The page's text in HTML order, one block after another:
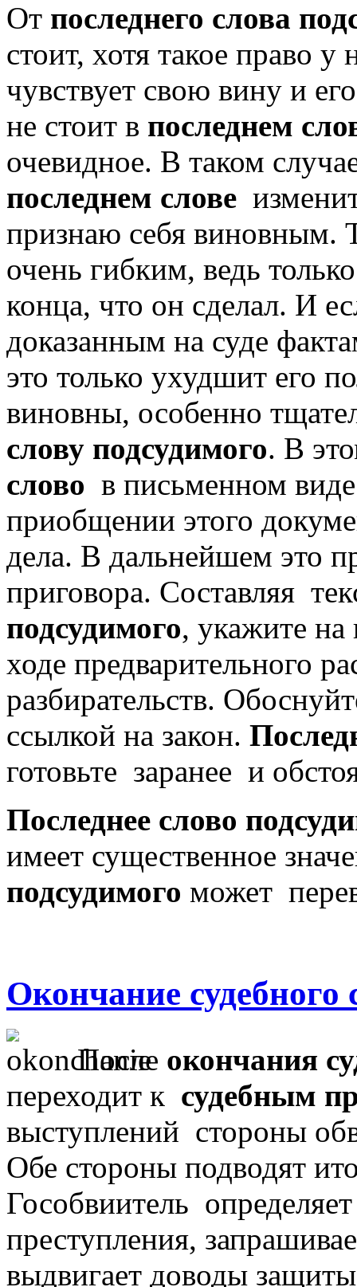
От последнего слова
стоит, хотя такое право у
чувствует свою вину и
не стоит в последнем
очевидное. В таком
последнем слове
признаю себя виновным.
очень гибким, ведь
конца, что он сделал. И
доказанным на суде
это только ухудшит его
виновны, особенно
слову подсудимого. В
слово в письменном виде
приобщении этого
дела. В дальнейшем это
приговора. Составляя
подсудимого, укажите на
ходе предварительного
разбирательств.
ссылкой на закон.
готовьте заранее и
Последнее слово
имеет существенное
подсудимого может
Окончание судебного
После окончания
переходит к судебным
выступлений стороны
Обе стороны подводят
Гособвиитель
преступления,
выдвигает доводы